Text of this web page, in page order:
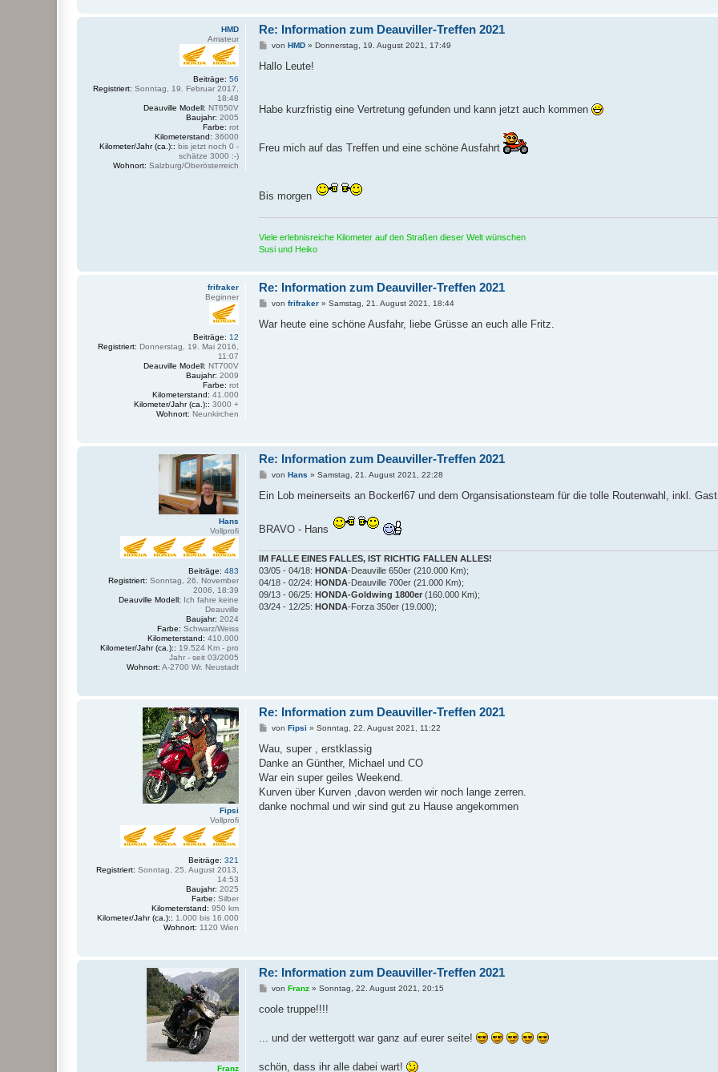
HMD
Amateur
Beiträge: 56
Registriert: Sonntag, 19. Februar 2017,
18:48
Deauville Modell: NT650V
Baujahr: 2005
Farbe: rot
Kilometerstand: 36000
Kilometer/Jahr (ca.):: bis jetzt noch 0 -
schätze 3000 :-)
Wohnort: Salzburg/Oberösterreich
Re: Information zum Deauviller-Treffen 2021
B
i
von HMD» Donnerstag, 19. August 2021, 17:49
Hallo Leute!
Habe kurzfristig eine Vertretung gefunden und kann jetzt auch kommen
Freu mich auf das Treffen und eine schöne Ausfahrt
Bis morgen
Viele erlebnisreiche Kilometer auf den Straßen dieser Welt wünschen
Susi und Heiko
frifraker
Beginner
Beiträge: 12
Registriert: Donnerstag, 19. Mai 2016,
11:07
Deauville Modell: NT700V
Baujahr: 2009
Farbe: rot
Kilometerstand: 41.000
Kilometer/Jahr (ca.):: 3000 +
Wohnort: Neunkirchen
Re: Information zum Deauviller-Treffen 2021
B
i
von frifraker» Samstag, 21. August 2021, 18:44
War heute eine schöne Ausfahr, liebe Grüsse an euch alle Fritz.
Hans
Vollprofi
Beiträge: 483
Registriert: Sonntag, 26. November
2006, 18:39
Deauville Modell: Ich fahre keine
Deauville
Baujahr: 2024
Farbe: Schwarz/Weiss
Kilometerstand: 410.000
Kilometer/Jahr (ca.):: 19.524 Km - pro
Jahr - seit 03/2005
Wohnort: A-2700 Wr. Neustadt
Re: Information zum Deauviller-Treffen 2021
B
i
g
von Hans » Samstag, 21. August 2021, 22:28
Ein Lob meinerseits an Bockerl67 und dem Organsisationsteam für die tolle Routenwahl, inkl.
BRAVO - Hans
IM FALLE EINES FALLES, IST RICHTIG FALLEN ALLES!
03/05 - 04/18: HONDA-Deauville 650er (210.000 Km);
04/18 - 02/24: HONDA-Deauville 700er (21.000 Km);
09/13 - 06/25: HONDA-Goldwing 1800er (160.000 Km);
03/24 - 12/25: HONDA-Forza 350er (19.000);
Fipsi
Vollprofi
Beiträge: 321
Registriert: Sonntag, 25. August 2013,
14:53
Baujahr: 2025
Farbe: Silber
Kilometerstand: 950 km
Kilometer/Jahr (ca.):: 1.000 bis 16.000
Wohnort: 1120 Wien
Re: Information zum Deauviller-Treffen 2021
B
i
r
a
von Fipsi » Sonntag, 22. August 2021, 11:22
Wau, super , erstklassig
Danke an Günther, Michael und CO
War ein super geiles Weekend.
Kurven über Kurven ,davon werden wir noch lange zerren.
danke nochmal und wir sind gut zu Hause angekommen
Franz
Re: Information zum Deauviller-Treffen 2021
B
i
a
von Franz» Sonntag, 22. August 2021, 20:15
coole truppe!!!!
... und der wettergott war ganz auf eurer seite!
schön, dass ihr alle dabei wart!